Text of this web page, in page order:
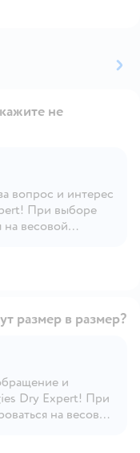
вопрос
не
вопрос и интерес
При выборе
весовой
Если
можете
– 8-800-200-
вопрос
размер в размер?
и
Dry Expert! При
на весовой